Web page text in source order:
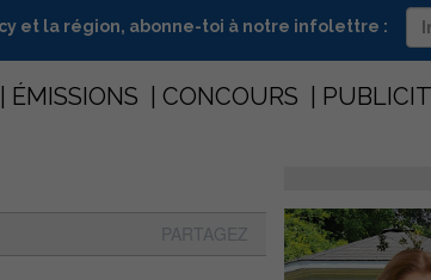
et la région, abonne-toi à notre infolettre :
ÉMISSIONS CONCOURS
PARTAGEZ